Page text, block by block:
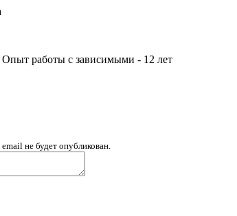
работы с зависимыми - 12 лет
не будет опубликован.